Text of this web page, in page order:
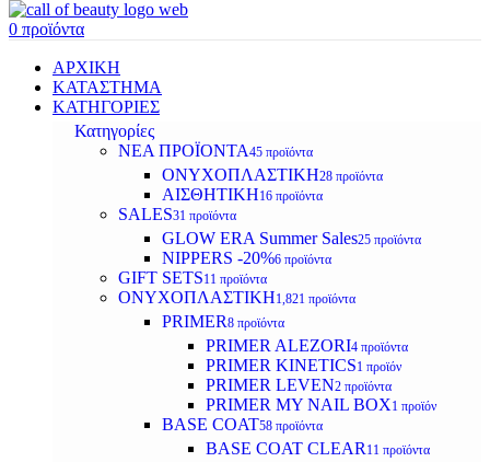
0 προϊόντα
ΑΡΧΙΚΗ
ΚΑΤΑΣΤΗΜΑ
ΚΑΤΗΓΟΡΙΕΣ
Κατηγορίες
ΝΕΑ ΠΡΟΪΟΝΤΑ45 προϊόντα
ΟΝΥΧΟΠΛΑΣΤΙΚΗ28 προϊόντα
ΑΙΣΘΗΤΙΚΗ16 προϊόντα
SALES31 προϊόντα
GLOW ERA Summer Sales25 προϊόντα
NIPPERS -20%6 προϊόντα
GIFT SETS11 προϊόντα
ΟΝΥΧΟΠΛΑΣΤΙΚΗ1,821 προϊόντα
PRIMER8 προϊόντα
PRIMER ALEZORI4 προϊόντα
PRIMER KINETICS1 προϊόν
PRIMER LEVEN2 προϊόντα
PRIMER MY NAIL BOX1 προϊόν
BASE COAT58 προϊόντα
BASE COAT CLEAR 11 προϊόντα